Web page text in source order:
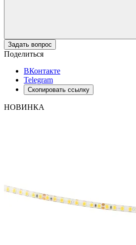
Задать вопрос
Поделиться
ВКонтакте
Telegram
Скопировать ссылку
НОВИНКА